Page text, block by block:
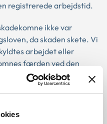
registrerede arbejdstid.
ikke var
da skaden skete. Vi
arbejdet eller
færden ved den
der havde en
til arbejdet. Vi
ud” inden gåturen.